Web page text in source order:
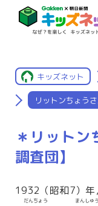
キッズネット
リットンちょう
＊リットン
調査団】
1932（昭和7）年，
だんちょう まんしゅう